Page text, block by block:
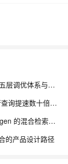
云数据库性能怎么调优？有什么最佳实践？——五层调优体系与阿里云 RDS 实战
数据库并行查询怎么实现？阿里云 PolarDB 并行查询提速数十倍解析
跨境服装电商宣传图生成开源软件：gcc-model-gen 的混合检索与风格继承架构
的产品设计路径